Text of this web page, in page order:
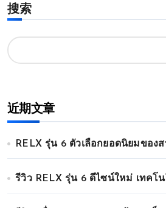
搜索
近期文章
RELX รุ่น 6 ตัวเลือกยอดนิยมของ
รีวิว RELX รุ่น 6 ดีไซน์ใหม่ เทคโน